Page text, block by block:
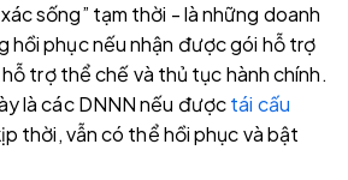
sống” tạm thời - là những doanh
hồi phục nếu nhận được gói hỗ trợ
trợ thể chế và thủ tục hành chính.
là các DNNN nếu đượctái cấu
thời, vẫn có thể hồi phục và bật